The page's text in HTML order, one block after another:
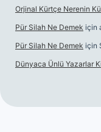
Orjinal Kürtçe Nerenin
Pür Silah Ne Demek için
Pür Silah Ne Demek için
Dünyaca Ünlü Yazarlar